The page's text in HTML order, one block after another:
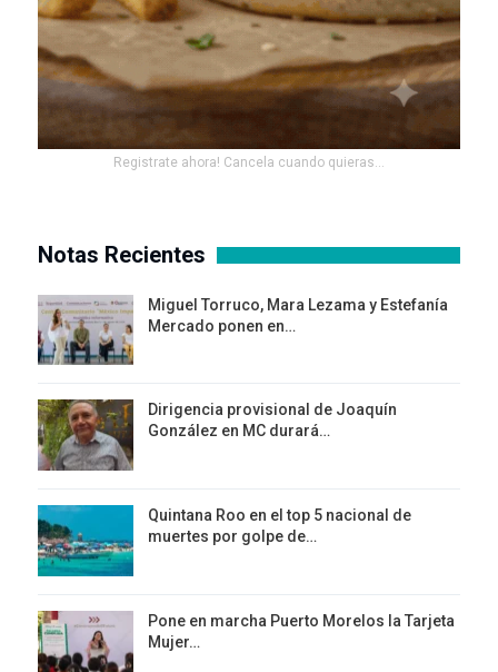
Registrate ahora! Cancela cuando quieras...
Notas Recientes
Miguel Torruco, Mara Lezama y Estefanía
Mercado ponen en…
Dirigencia provisional de Joaquín
González en MC durará…
Quintana Roo en el top 5 nacional de
muertes por golpe de…
Pone en marcha Puerto Morelos la Tarjeta
Mujer…